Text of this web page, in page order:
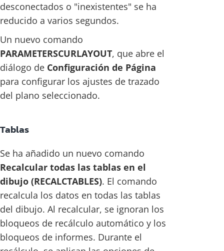
desconectados o "inexistentes" se ha
reducido a varios segundos.
Un nuevo comando
PARAMETERSCURLAYOUT, que abre el
diálogo de Configuración de Página
para configurar los ajustes de trazado
del plano seleccionado.
Tablas
Se ha añadido un nuevo comando
Recalcular todas las tablas en el
dibujo (RECALCTABLES). El comando
recalcula los datos en todas las tablas
del dibujo. Al recalcular, se ignoran los
bloqueos de recálculo automático y los
bloqueos de informes. Durante el